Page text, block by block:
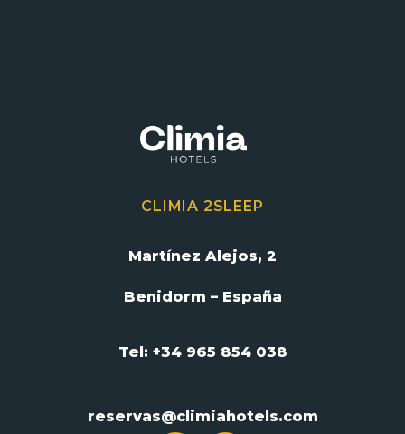
CLIMIA 2SLEEP
Martínez Alejos, 2
Benidorm – España
Tel: +34 965 854 038
reservas@climiahotels.com